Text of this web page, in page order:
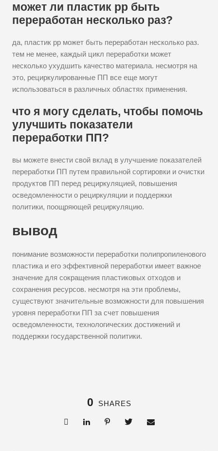
может ли пластик pp быть
переработан несколько раз?
да, пластик pp может быть переработан несколько раз.
тем не менее, каждый цикл переработки может
несколько ухудшить качество материала. несмотря на
это, рециркулированные ПП все еще могут
использоваться в различных областях применения.
что я могу сделать, чтобы помочь
улучшить показатели
переработки ПП?
вы можете внести свой вклад в улучшение показателей
переработки ПП путем правильной сортировки и очистки
продуктов ПП перед рециркуляцией, повышения
осведомленности о рециркуляции и поддержки
политики, поощряющей рециркуляцию.
вывод
понимание возможности переработки полипропиленового
пластика и его эффективной переработки имеет важное
значение для сокращения пластиковых отходов и
сохранения ресурсов. несмотря на эти проблемы,
существуют значительные возможности для повышения
уровня переработки ПП за счет повышения
осведомленности, технологических достижений и
поддержки государственной политики.
0 SHARES